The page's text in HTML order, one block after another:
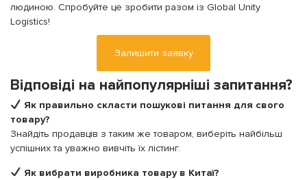
людиною. Спробуйте це зробити разом із Global Unity
Logistics!
Залишити заявку
Відповіді на найпопулярніші запитання?
Як правильно скласти пошукові питання для свого
товару?
Знайдіть продавців з таким же товаром, виберіть найбільш
успішних та уважно вивчіть їх лістинг.
Як вибрати виробника товару в Китаї?